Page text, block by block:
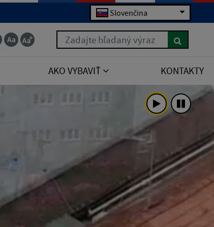
Slovenčina
Zadajte hľadaný výraz
AKO VYBAVIŤ KONTAKTY